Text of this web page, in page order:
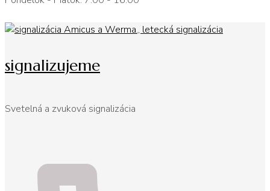
signalizujeme
Svetelná a zvuková signalizácia